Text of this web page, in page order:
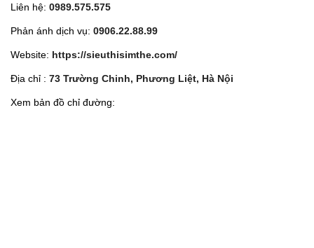
Liên hệ: 0989.575.575
Phản ánh dịch vụ: 0906.22.88.99
Website: https://sieuthisimthe.com/
Địa chỉ : 73 Trường Chinh, Phương Liệt, Hà Nội
Xem bản đồ chỉ đường: